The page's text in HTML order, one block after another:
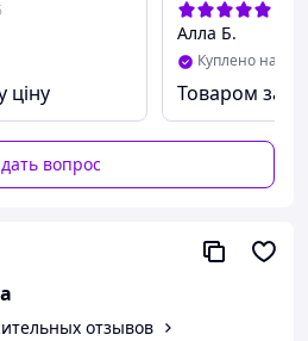
ціну
Алла Б.
Куплено на
Товаром
вопрос
отзывов